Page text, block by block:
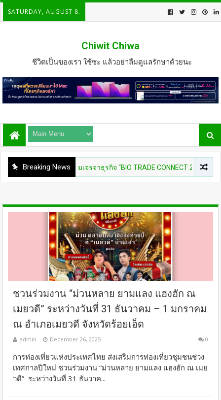
SATURDAY, AUGUST 8.
Chiwit Chiwa
ชีวิตเป็นของเรา ใช้ซะ แล้วอย่าลืมดูแลรักษาด้วยนะ
Breaking News
ดินหน้าจัดกิจกรรมเจรจาธุรกิจ “BIO TRADE CONNECT 2026”
ชวนร่วมงาน “ม่วนหลาย ยามแลง แฮงฮัก ณ
เมยวดี” ระหว่างวันที่ 31 ธันวาคม – 1 มกราคม
ณ อำเภอเมยวดี จังหวัดร้อยเอ็ด
admin December 26, 2025 0
การท่องเที่ยวแห่งประเทศไทย ส่งเสริมการท่องเที่ยวชุมชนช่วง
เทศกาลปีใหม่​ ชวนร่วมงาน “ม่วนหลาย ยามแลง แฮงฮัก ณ เมย
วดี” ระหว่างวันที่ 31 ธันวาค...